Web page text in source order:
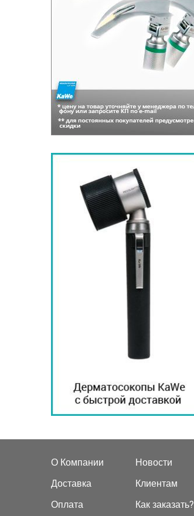
О Компании
Доставка
Оплата
Новости
Клиентам
Как заказать?